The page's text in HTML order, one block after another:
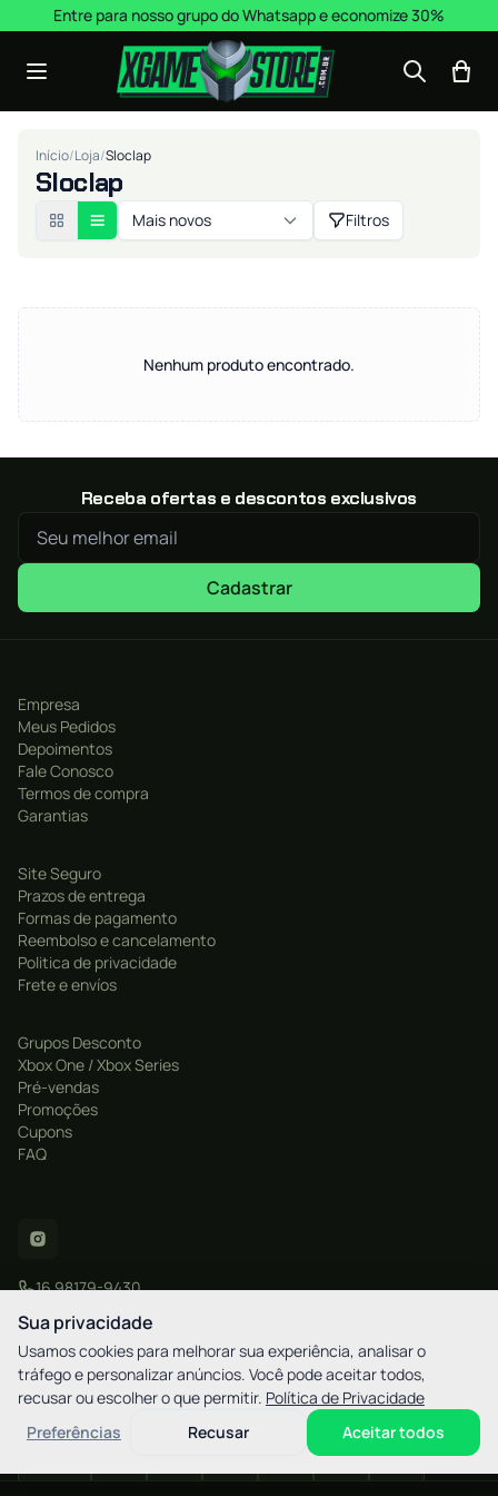
Pular para o conteúdo
Entre para nosso grupo do Whatsapp e economize 30%
Início/Loja/Sloclap
Sloclap
Mais novos Filtros
Nenhum produto encontrado.
Receba ofertas e descontos exclusivos
Cadastrar
Empresa
Meus Pedidos
Depoimentos
Fale Conosco
Termos de compra
Garantias
Site Seguro
Prazos de entrega
Formas de pagamento
Reembolso e cancelamento
Politica de privacidade
Frete e envíos
Grupos Desconto
Xbox One / Xbox Series
Pré-vendas
Promoções
Cupons
FAQ
16 98179-9430
CNPJ: 57.877.596/0001-20
XGamestore - Rua Martim Afonso, 2521 - Bigorrilho / Curitiba - PR - CEP
80730-030
Sua privacidade
Usamos cookies para melhorar sua experiência, analisar o
tráfego e personalizar anúncios. Você pode aceitar todos,
recusar ou escolher o que permitir. Política de Privacidade
Preferências
Recusar Aceitar todos